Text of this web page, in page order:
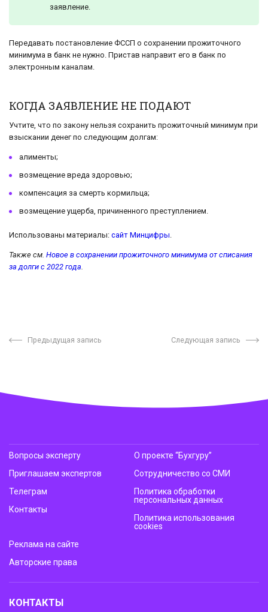
заявление.
Передавать постановление ФССП о сохранении прожиточного
минимума в банк не нужно. Пристав направит его в банк по
электронным каналам.
КОГДА ЗАЯВЛЕНИЕ НЕ ПОДАЮТ
Учтите, что по закону нельзя сохранить прожиточный минимум при
взыскании денег по следующим долгам:
алименты;
возмещение вреда здоровью;
компенсация за смерть кормильца;
возмещение ущерба, причиненного преступлением.
Использованы материалы: сайт Минцифры.
Также см. Новое в сохранении прожиточного минимума от списания
за долги с 2022 года.
Предыдущая запись Следующая запись
Вопросы эксперту
Приглашаем экспертов
Телеграм
Контакты
О проекте “Бухгуру”
Сотрудничество со СМИ
Политика обработки
персональных данных
Политика использования
cookies
Реклама на сайте
Авторские права
КОНТАКТЫ